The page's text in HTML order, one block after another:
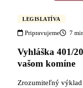
LEGISLATÍVA
Pripravujeme 7
Vyhláška 401/
vašom komíne
Zrozumiteľný